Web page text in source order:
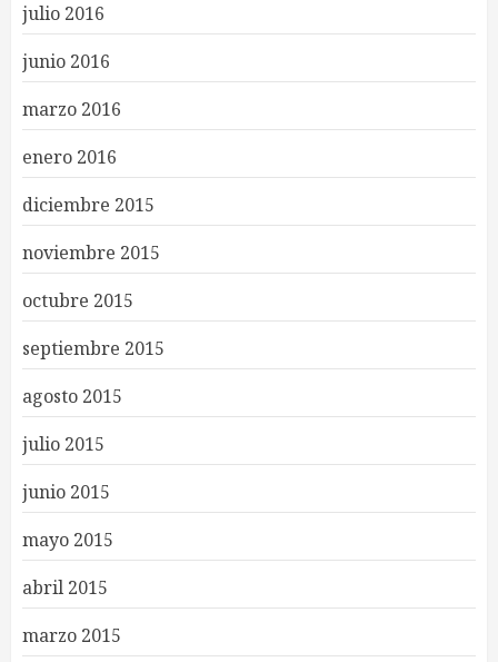
julio 2016
junio 2016
marzo 2016
enero 2016
diciembre 2015
noviembre 2015
octubre 2015
septiembre 2015
agosto 2015
julio 2015
junio 2015
mayo 2015
abril 2015
marzo 2015